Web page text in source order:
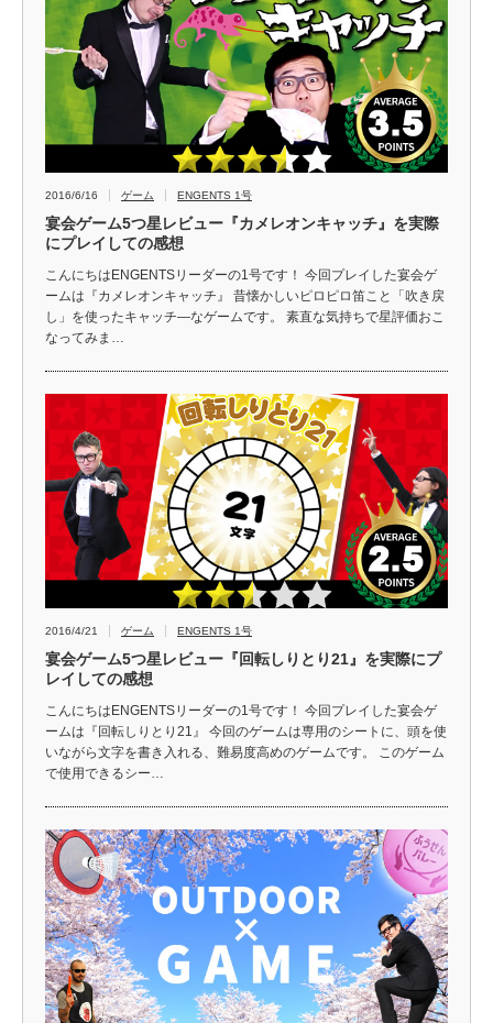
2016/6/16 ゲーム ENGENTS 1号
宴会ゲーム5つ星レビュー『カメレオンキャッチ』を実際
にプレイしての感想
こんにちはENGENTSリーダーの1号です！ 今回プレイした宴会ゲ
ームは『カメレオンキャッチ』 昔懐かしいピロピロ笛こと「吹き戻
し」を使ったキャッチ―なゲームです。 素直な気持ちで星評価おこ
なってみま…
2016/4/21 ゲーム ENGENTS 1号
宴会ゲーム5つ星レビュー『回転しりとり21』を実際にプ
レイしての感想
こんにちはENGENTSリーダーの1号です！ 今回プレイした宴会ゲ
ームは『回転しりとり21』 今回のゲームは専用のシートに、頭を使
いながら文字を書き入れる、難易度高めのゲームです。 このゲーム
で使用できるシー…